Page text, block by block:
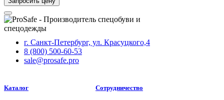
г. Санкт-Петербург, ул. Красуцкого,4
8 (800) 500-60-53
sale@prosafe.pro
Каталог Сотрудничество